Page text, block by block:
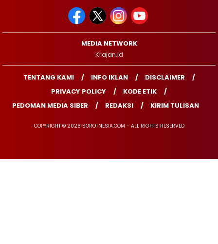
MEDIA NETWORK
Krajan.id
TENTANG KAMI INFO IKLAN
DISCLAIMER
PRIVACY POLICY
KODE ETIK
PEDOMAN MEDIA SIBER
REDAKSI KIRIM TULISAN
COPYRIGHT © 2026 SOROTNESIA.COM - ALL RIGHTS RESERVED